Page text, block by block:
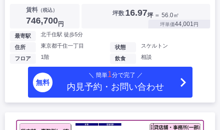
賃料（税込）
746,700円
坪数 16.97坪 ＝ 56.0㎡
坪単価44,001円
最寄駅 北千住駅 徒歩5分
住所 東京都千住一丁目
フロア 1階
状態 スケルトン
飲食 相談
無料
＼ 簡単1分で完了 ／
内見予約・お問い合わせ